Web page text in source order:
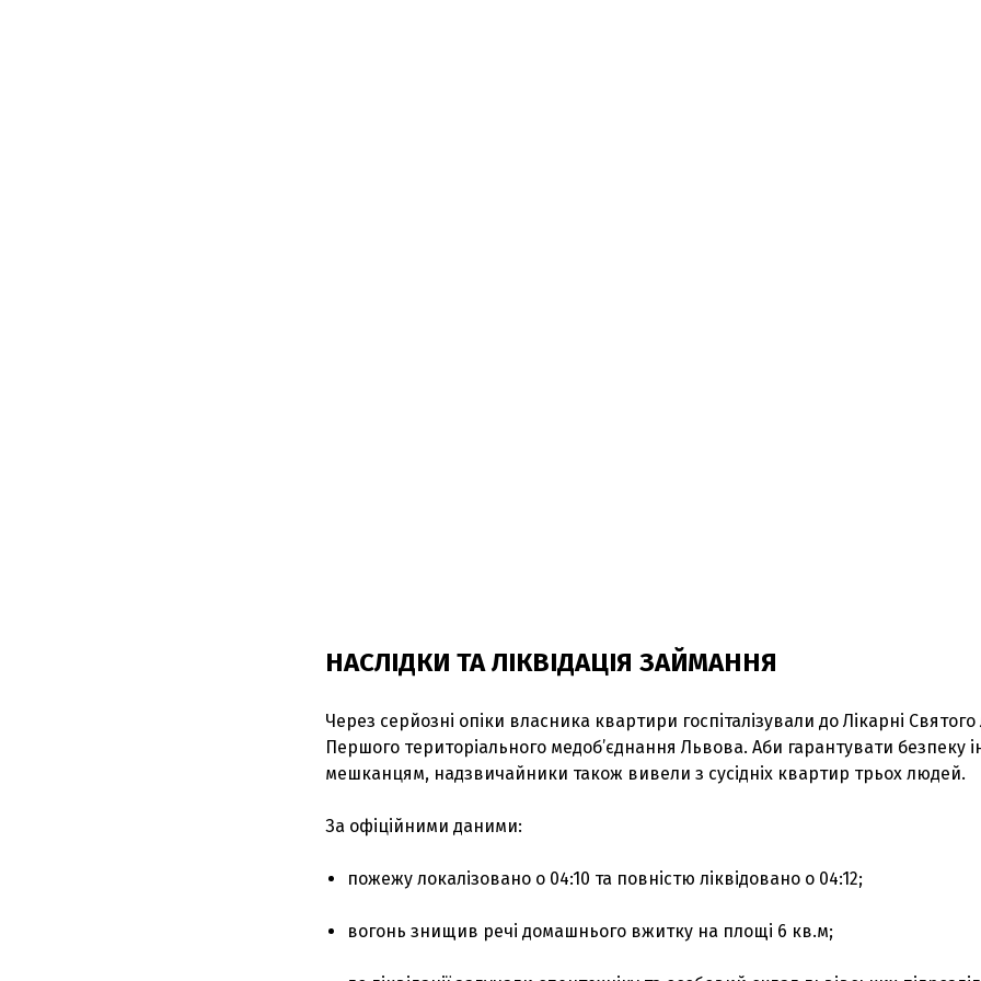
НАСЛІДКИ ТА ЛІКВІДАЦІЯ ЗАЙМАННЯ
Через серйозні опіки власника квартири госпіталізували до Лікарні
Першого територіального медоб’єднання Львова. Аби гарантувати безпеку
мешканцям, надзвичайники також вивели з сусідніх квартир трьох людей.
За офіційними даними:
пожежу локалізовано о 04:10 та повністю ліквідовано о 04:12;
вогонь знищив речі домашнього вжитку на площі 6 кв.м;